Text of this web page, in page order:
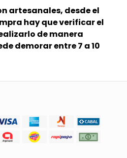
artesanales, desde el
hay que verificar el
de manera
demorar entre 7 a 10